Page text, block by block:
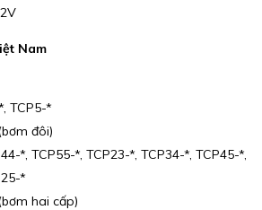
Nam
TCP5-*
đôi)
*, TCP55-*, TCP23-*, TCP34-*, TCP45-*,
*
hai cấp)